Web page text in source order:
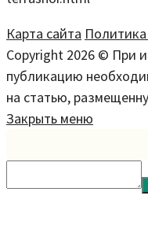
Карта сайта Политика
Copyright 2026 © При
публикацию
на статью,
Закрыть меню